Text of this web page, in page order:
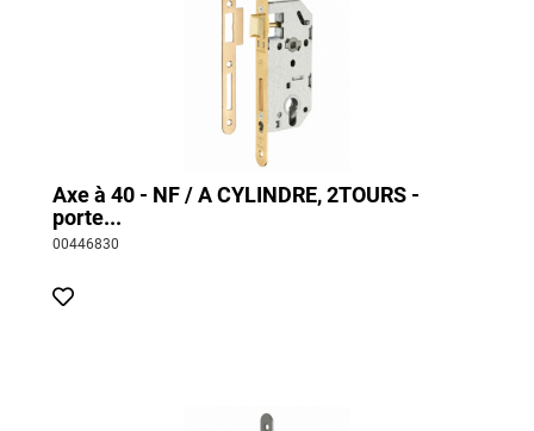
Axe à 40 - NF / A CYLINDRE, 2TOURS -
porte...
00446830